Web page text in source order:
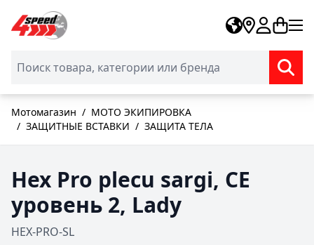
Skip to Content
Мотомагазин / МОТО ЭКИПИРОВКА
/ ЗАЩИТНЫЕ ВСТАВКИ / ЗАЩИТА ТЕЛА
Hex Pro plecu sargi, CE
уровень 2, Lady
HEX-PRO-SL